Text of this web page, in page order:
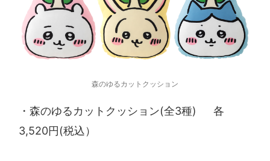
森のゆるカットクッション
・森のゆるカットクッション(全3種) 各
3,520円(税込）